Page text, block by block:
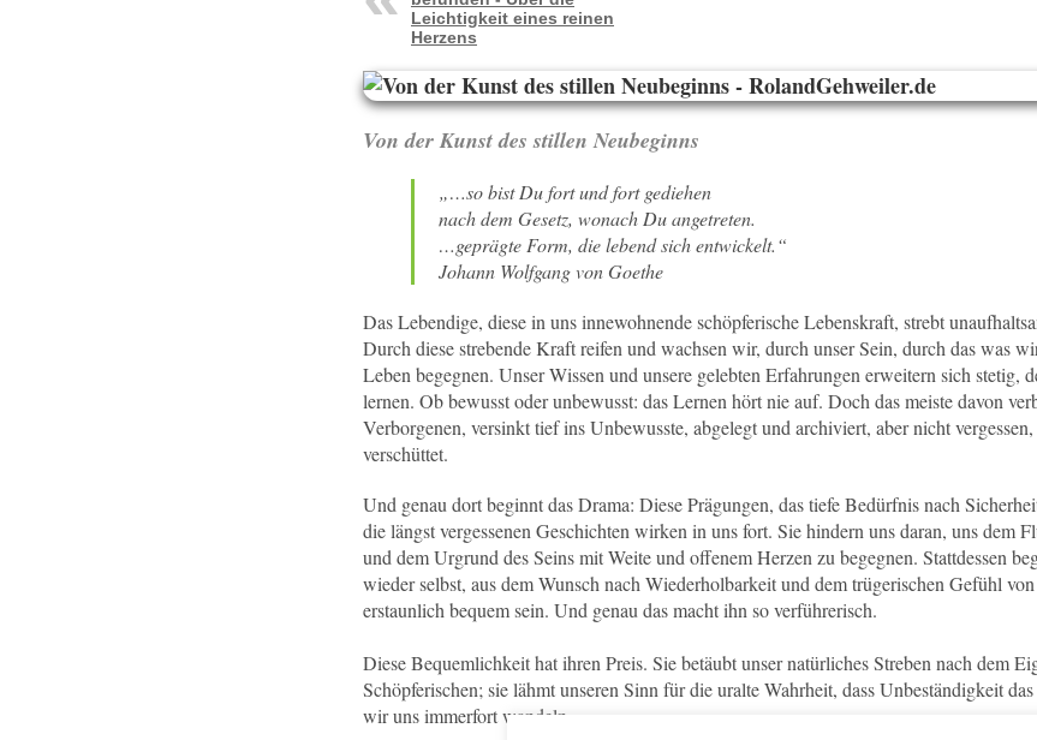
Leichtigkeit eines reinen
Herzens
Von der Kunst des stillen Neubeginns
„…so bist Du fort und fort gediehen
nach dem Gesetz, wonach Du angetreten.
…geprägte Form, die lebend sich entwickelt.“
Johann Wolfgang von Goethe
Das Lebendige, diese in uns innewohnende schöpferische Lebenskraft, strebt
Durch diese strebende Kraft reifen und wachsen wir, durch unser Sein, durch das was
Leben begegnen. Unser Wissen und unsere gelebten Erfahrungen erweitern sich stetig,
lernen. Ob bewusst oder unbewusst: das Lernen hört nie auf. Doch das meiste davon
Verborgenen, versinkt tief ins Unbewusste, abgelegt und archiviert, aber nicht
verschüttet.
Und genau dort beginnt das Drama: Diese Prägungen, das tiefe Bedürfnis nach
die längst vergessenen Geschichten wirken in uns fort. Sie hindern uns daran, uns dem
und dem Urgrund des Seins mit Weite und offenem Herzen zu begegnen. Stattdessen
wieder selbst, aus dem Wunsch nach Wiederholbarkeit und dem trügerischen Gefühl
erstaunlich bequem sein. Und genau das macht ihn so verführerisch.
Diese Bequemlichkeit hat ihren Preis. Sie betäubt unser natürliches Streben nach dem
Schöpferischen; sie lähmt unseren Sinn für die uralte Wahrheit, dass Unbeständigkeit
wir uns immerfort wandeln.